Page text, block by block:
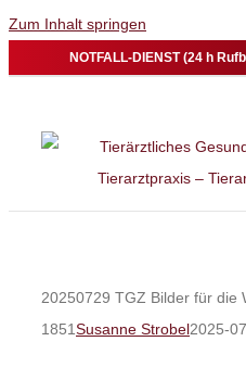
Zum Inhalt springen
NOTFALL-DIENST (24 h
20250729 TGZ Bilder für die
1851Susanne Strobel2025-